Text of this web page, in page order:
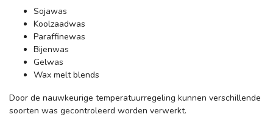
Sojawas
Koolzaadwas
Paraffinewas
Bijenwas
Gelwas
Wax melt blends
Door de nauwkeurige temperatuurregeling kunnen verschillende
soorten was gecontroleerd worden verwerkt.